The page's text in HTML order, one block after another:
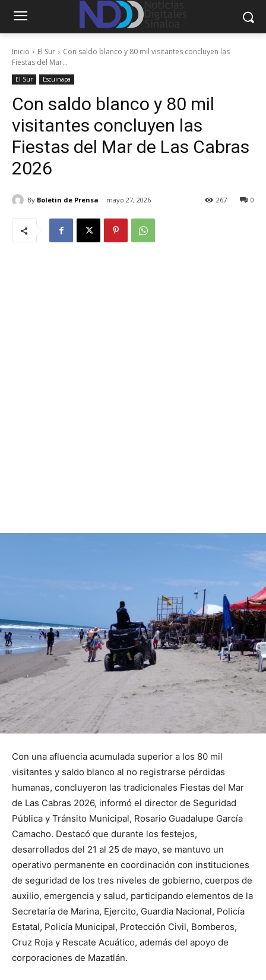
Inicio El Sur
Con saldo blanco y 80 mil visitantes concluyen las
Fiestas del Mar...
El Sur Escuinapa
Con saldo blanco y 80 mil
visitantes concluyen las
Fiestas del Mar de Las Cabras
2026
By Boletin de Prensa mayo 27, 2026 0
267
Con una afluencia acumulada superior a los 80 mil
visitantes y saldo blanco al no registrarse pérdidas
humanas, concluyeron las tradicionales Fiestas del Mar
de Las Cabras 2026, informó el director de Seguridad
Pública y Tránsito Municipal, Rosario Guadalupe García
Camacho. Destacó que durante los festejos,
desarrollados del 21 al 25 de mayo, se mantuvo un
operativo permanente en coordinación con instituciones
de seguridad de los tres niveles de gobierno, cuerpos de
auxilio, emergencia y salud, participando elementos de la
Secretaría de Marina, Ejercito, Guardia Nacional, Policía
Estatal, Policía Municipal, Protección Civil, Bomberos,
Cruz Roja y Rescate Acuático, además del apoyo de
corporaciones de Mazatlán.